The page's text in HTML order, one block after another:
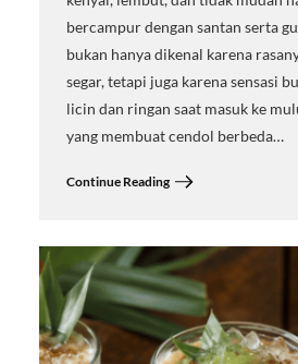
bercampur dengan santan serta
bukan hanya dikenal karena
segar, tetapi juga karena sensasi
licin dan ringan saat masuk ke
yang membuat cendol berbeda…
Continue Reading